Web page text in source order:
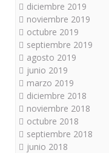
diciembre 2019
noviembre 2019
octubre 2019
septiembre 2019
agosto 2019
junio 2019
marzo 2019
diciembre 2018
noviembre 2018
octubre 2018
septiembre 2018
junio 2018